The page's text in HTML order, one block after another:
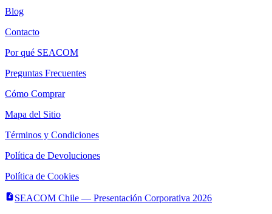
Blog
Contacto
Por qué SEACOM
Preguntas Frecuentes
Cómo Comprar
Mapa del Sitio
Términos y Condiciones
Política de Devoluciones
Política de Cookies
SEACOM Chile — Presentación Corporativa 2026